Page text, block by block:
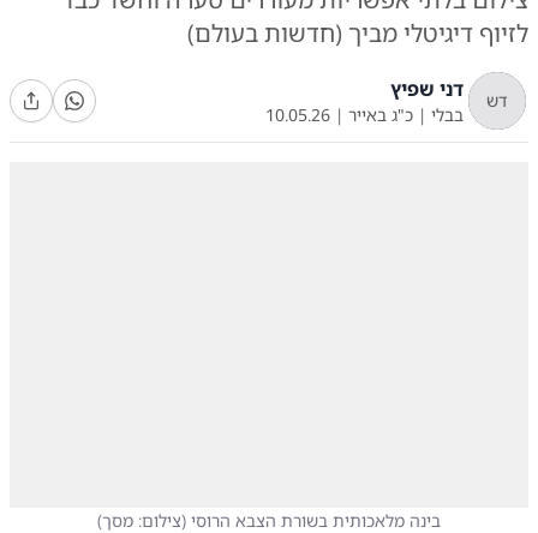
לזיוף דיגיטלי מביך (חדשות בעולם)
דש דני שפיץ
בבלי | כ"ג באייר |
10.05.26
בינה מלאכותית בשורת הצבא הרוסי (צילום: מסך)